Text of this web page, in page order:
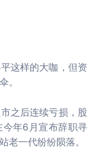
这样的大咖，但资
。
之后连续亏损，股
年6月宣布辞职寻
老一代纷纷陨落。